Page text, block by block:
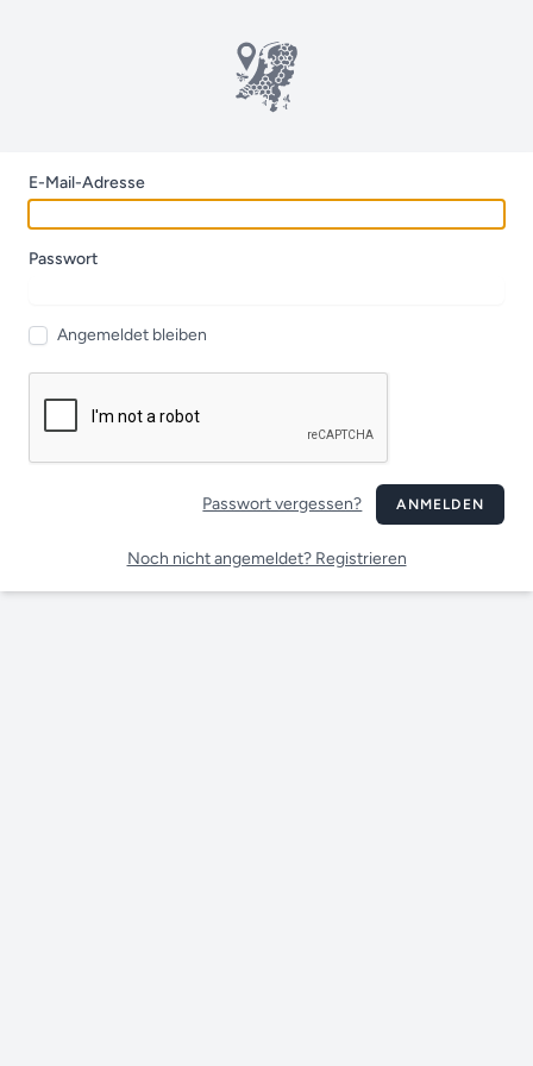
E-Mail-Adresse
Passwort
Angemeldet bleiben
Passwort vergessen? ANMELDEN
Noch nicht angemeldet? Registrieren